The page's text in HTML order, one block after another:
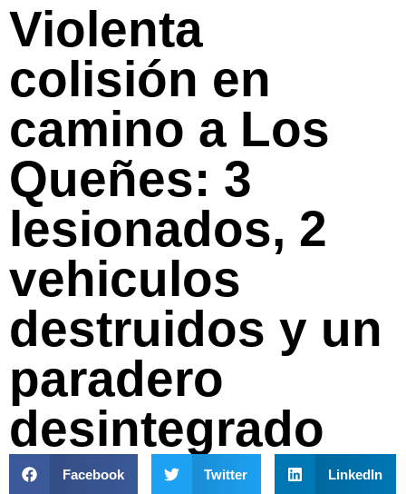
Violenta
colisión en
camino a Los
Queñes: 3
lesionados, 2
vehiculos
destruidos y un
paradero
desintegrado
Facebook Twitter LinkedIn